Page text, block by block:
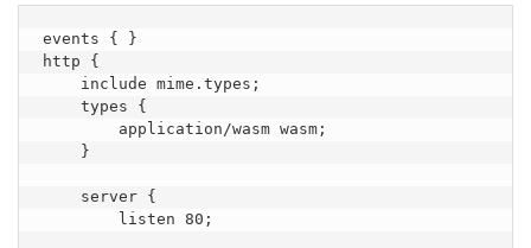
events { }
http {